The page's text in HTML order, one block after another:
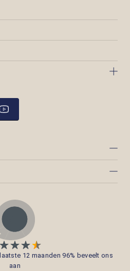
12 maanden 96% beveelt ons
aan